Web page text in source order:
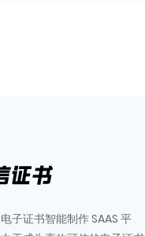
子证书智能制作 SAAS 平